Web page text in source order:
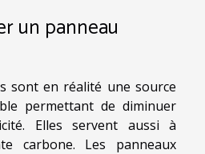
un panneau
sont en réalité une source
permettant de diminuer
Elles servent aussi à
carbone. Les panneaux